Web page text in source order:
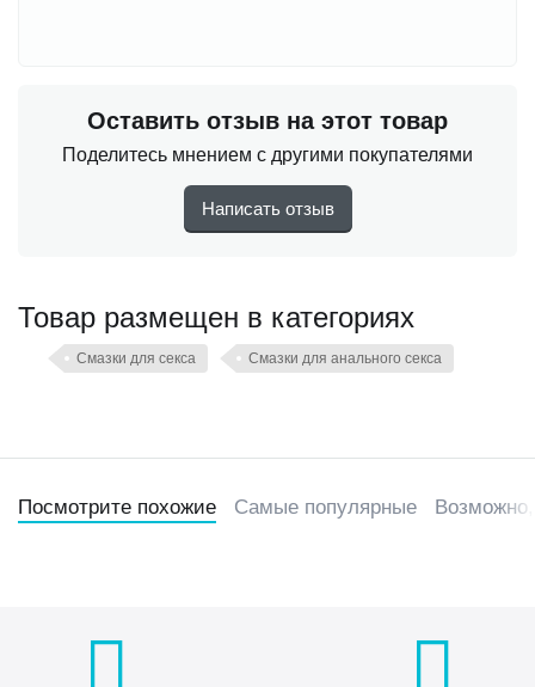
Оставить отзыв на этот товар
Поделитесь мнением с другими покупателями
Написать отзыв
Товар размещен в категориях
Смазки для секса Смазки для анального секса
Посмотрите похожие Самые популярные Возможно,